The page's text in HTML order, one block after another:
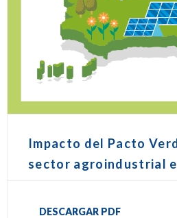
Impacto del Pacto
sector agroindustrial
DESCARGAR PDF